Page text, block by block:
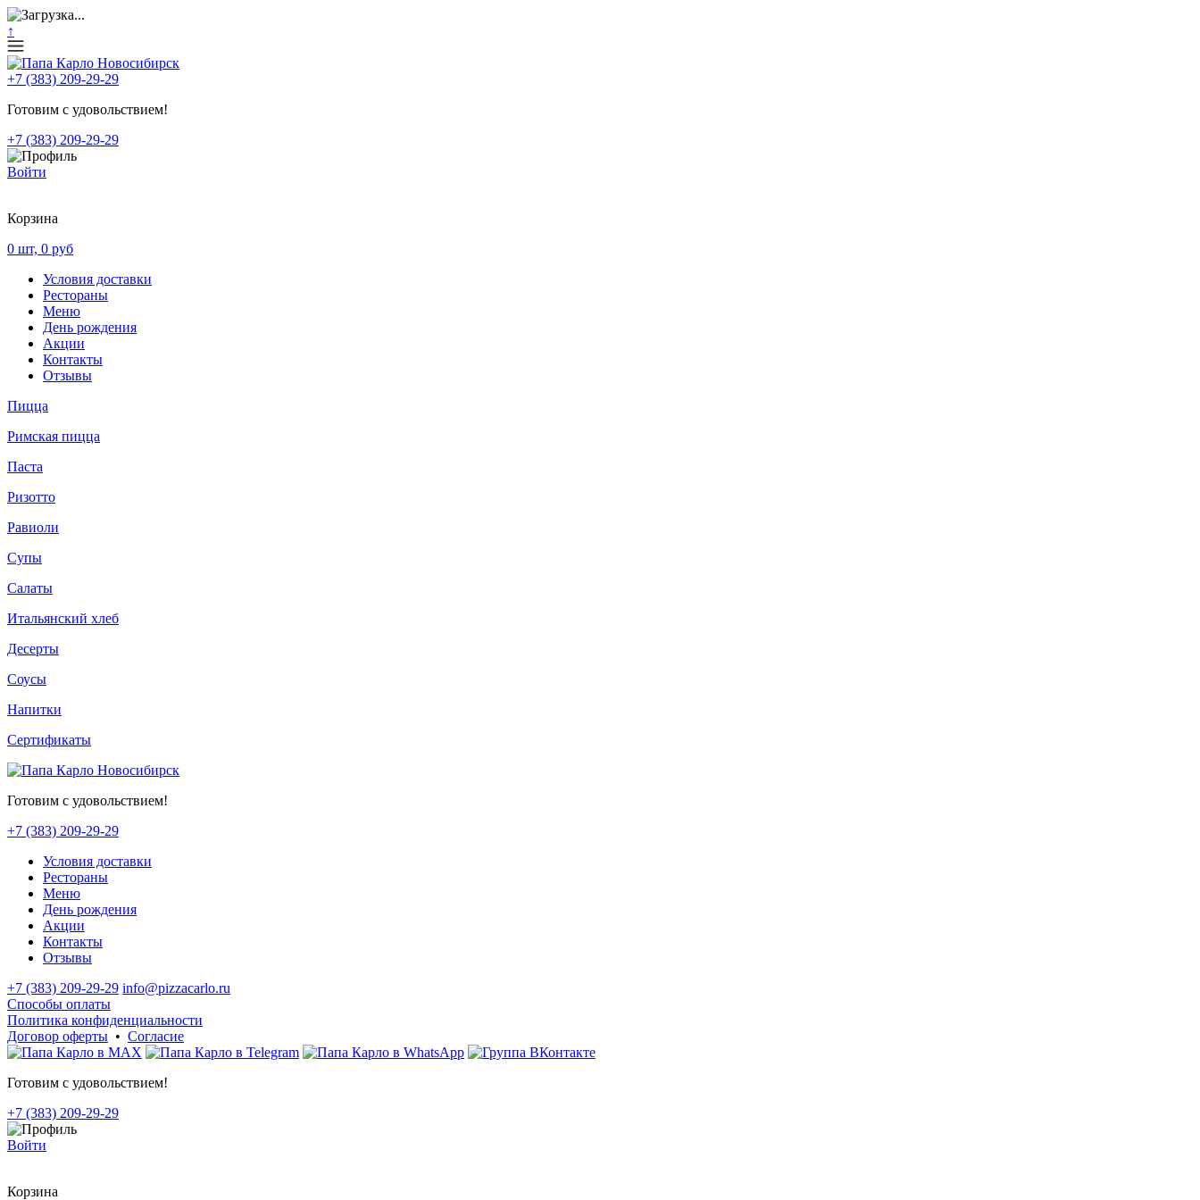
↑
+7 (383) 209-29-29
Готовим с удовольствием!
+7 (383) 209-29-29
Войти
Корзина
0 шт, 0 руб
Условия доставки
Рестораны
Меню
День рождения
Акции
Контакты
Отзывы
Пицца
Римская пицца
Паста
Ризотто
Равиоли
Супы
Салаты
Итальянский хлеб
Десерты
Соусы
Напитки
Сертификаты
Готовим с удовольствием!
+7 (383) 209-29-29
Условия доставки
Рестораны
Меню
День рождения
Акции
Контакты
Отзывы
+7 (383) 209-29-29 info@pizzacarlo.ru
Способы оплаты
Политика конфиденциальности
Договор оферты • Согласие
Готовим с удовольствием!
+7 (383) 209-29-29
Войти
Корзина